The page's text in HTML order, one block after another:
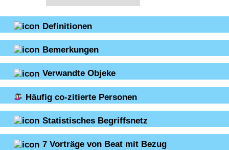
Definitionen
Bemerkungen
Verwandte Objeke
Häufig co-zitierte Personen
Statistisches Begriffsnetz
7 Vorträge von Beat mit Bezug